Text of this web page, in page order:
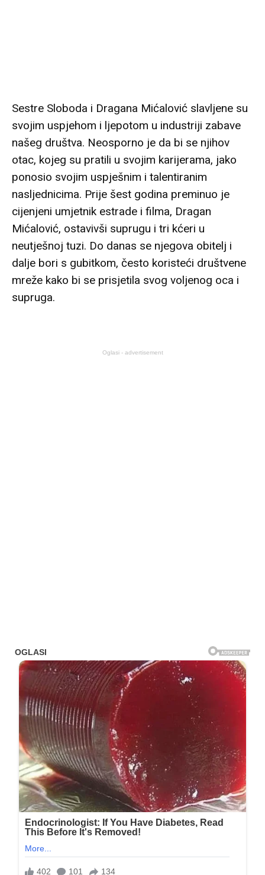
Sestre Sloboda i Dragana Mićalović slavljene su
svojim uspjehom i ljepotom u industriji zabave
našeg društva. Neosporno je da bi se njihov
otac, kojeg su pratili u svojim karijerama, jako
ponosio svojim uspješnim i talentiranim
nasljednicima. Prije šest godina preminuo je
cijenjeni umjetnik estrade i filma, Dragan
Mićalović, ostavivši suprugu i tri kćeri u
neutješnoj tuzi. Do danas se njegova obitelj i
dalje bori s gubitkom, često koristeći društvene
mreže kako bi se prisjetila svog voljenog oca i
supruga.
Oglasi - advertisement